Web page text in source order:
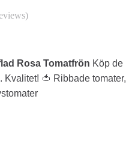
Rosa Tomatfrön Köp de
Kvalitet! 🍅 Ribbade